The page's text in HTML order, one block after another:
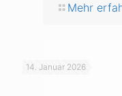
Mehr
14. Januar 2026